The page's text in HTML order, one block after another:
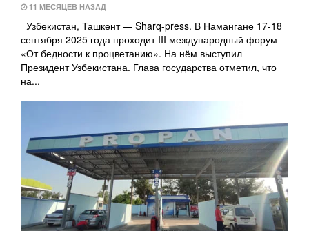
11 МЕСЯЦЕВ НАЗАД
Узбекистан, Ташкент — Sharq-press. В Намангане 17-18
сентября 2025 года проходит III международный форум
«От бедности к процветанию». На нём выступил
Президент Узбекистана. Глава государства отметил, что
на...